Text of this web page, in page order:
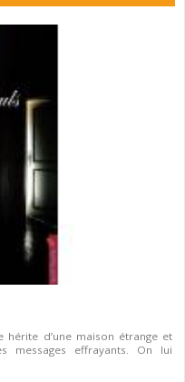
hérite d’une maison étrange et
messages effrayants. On lui